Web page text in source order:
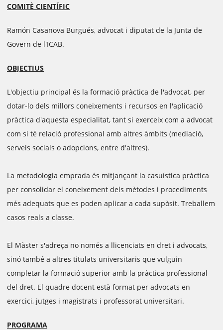
COMITÈ CIENTÍFIC
Ramón Casanova Burgués, advocat i diputat de la Junta de
Govern de l'ICAB.
OBJECTIUS
L'objectiu principal és la formació pràctica de l'advocat, per
dotar-lo dels millors coneixements i recursos en l'aplicació
pràctica d'aquesta especialitat, tant si exerceix com a advocat
com si té relació professional amb altres àmbits (mediació,
serveis socials o adopcions, entre d'altres).
La metodologia emprada és mitjançant la casuística pràctica
per consolidar el coneixement dels mètodes i procediments
més adequats que es poden aplicar a cada supòsit. Treballem
casos reals a classe.
El Màster s'adreça no només a llicenciats en dret i advocats,
sinó també a altres titulats universitaris que vulguin
completar la formació superior amb la pràctica professional
del dret. El quadre docent està format per advocats en
exercici, jutges i magistrats i professorat universitari.
PROGRAMA